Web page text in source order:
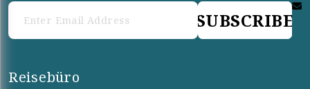
SUBSCRIBE
Reisebüro